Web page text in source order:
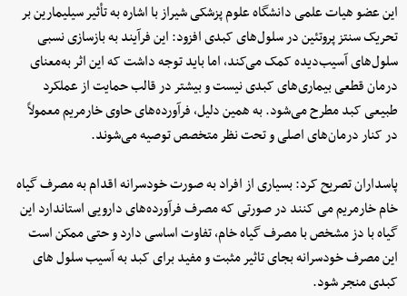
این عضو هیات علمی دانشگاه علوم پزشکی شیراز با اشاره به تأثیر سیلیمارین بر
تحریک سنتز پروتئین در سلول‌های کبدی افزود: این فرآیند به بازسازی نسبی
سلول‌های آسیب‌دیده کمک می‌کند، اما باید توجه داشت که این اثر به‌معنای
درمان قطعی بیماری‌های کبدی نیست و بیشتر در قالب حمایت از عملکرد
طبیعی کبد مطرح می‌شود. به همین دلیل، فرآورده‌های حاوی خارمریم معمولاً
در کنار درمان‌های اصلی و تحت نظر متخصص توصیه می‌شوند.
پاسداران تصریح کرد: بسیاری از افراد به صورت خودسرانه اقدام به مصرف گیاه
خام خارمریم می کنند در صورتی که مصرف فرآورده‌های دارویی استاندارد این
گیاه با دز مشخص با مصرف گیاه خام، تفاوت اساسی دارد و حتی ممکن است
این مصرف خودسرانه بجای تاثیر مثبت و مفید برای کبد به آسیب سلول های
کبدی منجر شود.